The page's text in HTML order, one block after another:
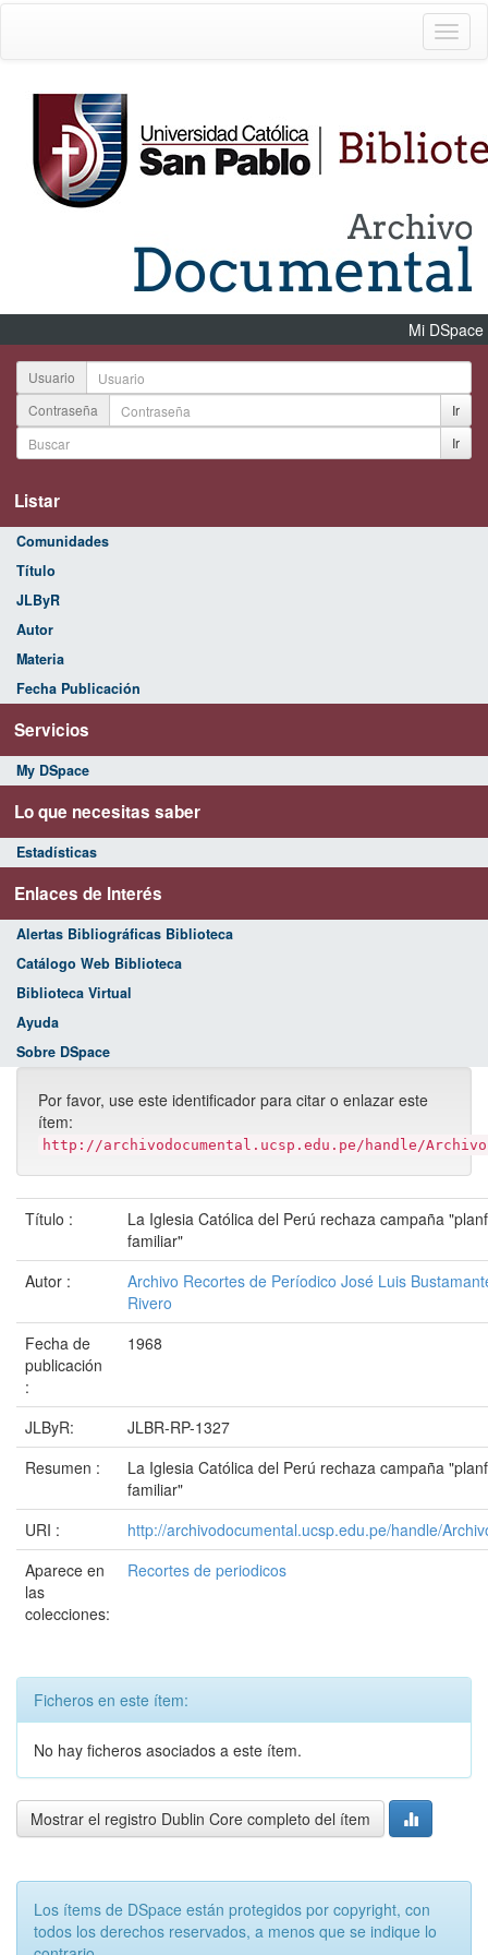
Mi DSpace
Usuario
Contraseña
Ir
Ir
Listar
Comunidades
Título
JLByR
Autor
Materia
Fecha Publicación
Servicios
My DSpace
Lo que necesitas saber
Estadísticas
Enlaces de Interés
Alertas Bibliográficas Biblioteca
Catálogo Web Biblioteca
Biblioteca Virtual
Ayuda
Sobre DSpace
Por favor, use este identificador para citar o enlazar este
ítem:
http://archivodocumental.ucsp.edu.pe/handle/
Título :
La Iglesia Católica del Perú rechaza campaña
familiar"
Autor :
Archivo Recortes de Períodico José Luis
Rivero
Fecha de
publicación
:
1968
JLByR:
JLBR-RP-1327
Resumen :
La Iglesia Católica del Perú rechaza campaña
familiar"
URI :
http://archivodocumental.ucsp.edu.pe/handle/
Aparece en
las
colecciones:
Recortes de periodicos
Ficheros en este ítem:
No hay ficheros asociados a este ítem.
Mostrar el registro Dublin Core completo del ítem
Los ítems de DSpace están protegidos por copyright, con
todos los derechos reservados, a menos que se indique lo